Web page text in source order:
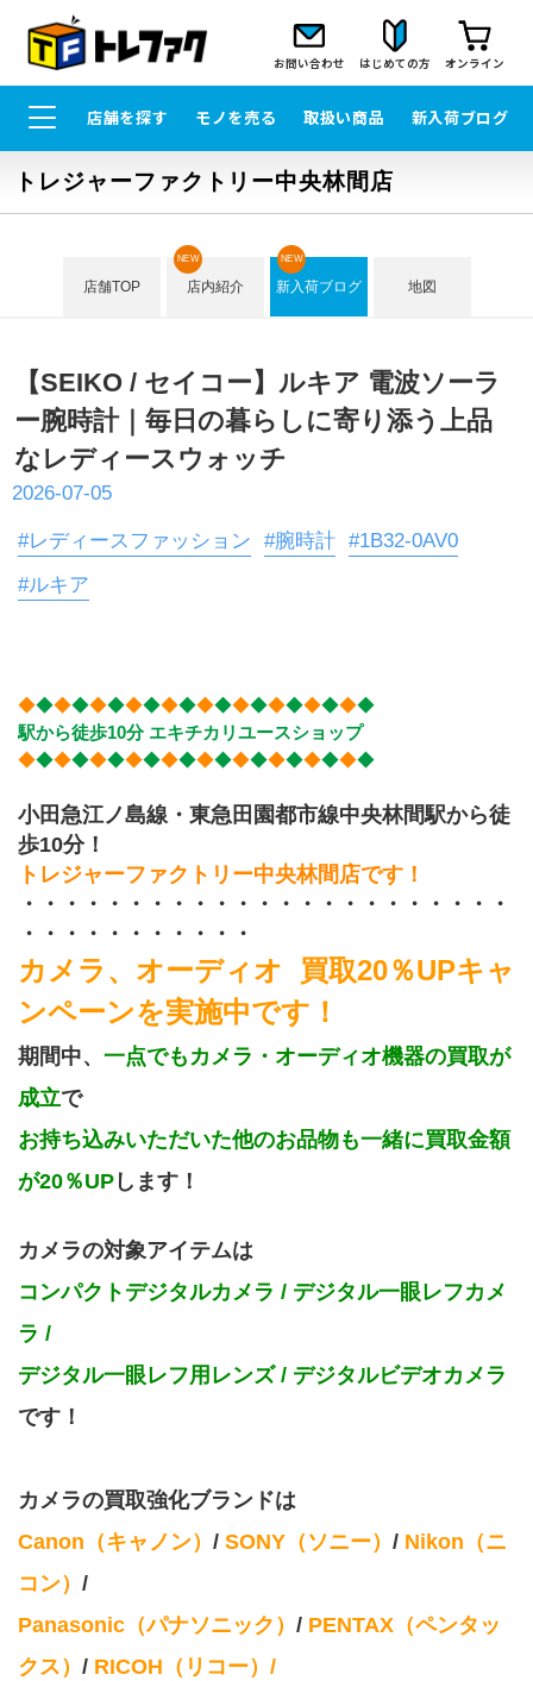
お問い合わせ はじめての方 オンライン
店舗を探す モノを売る 取扱い商品 新入荷ブログ
トレジャーファクトリー中央林間店
店舗TOP 店内紹介
NEW
新入荷ブログ
NEW
地図
【SEIKO / セイコー】ルキア 電波ソーラ
ー腕時計｜毎日の暮らしに寄り添う上品
なレディースウォッチ
2026-07-05
#レディースファッション #腕時計 #1B32-0AV0
#ルキア
◆◆◆◆◆◆◆◆◆◆◆◆◆◆◆◆◆◆◆◆
駅から徒歩10分 エキチカリユースショップ
◆◆◆◆◆◆◆◆◆◆◆◆◆◆◆◆◆◆◆◆
小田急江ノ島線・東急田園都市線中央林間駅から徒
歩10分！
トレジャーファクトリー中央林間店です！
・・・・・・・・・・・・・・・・・・・・・・・
・・・・・・・・・・・
カメラ、オーディオ  買取20％UPキャ
ンペーンを実施中です！
期間中、 一点でもカメラ・オーディオ機器の買取が
成立で
お持ち込みいただいた他のお品物も一緒に買取金額
が20％UP します！
カメラの対象アイテムは
コンパクトデジタルカメラ / デジタル一眼レフカメ
ラ /
デジタル一眼レフ用レンズ / デジタルビデオカメラ
です！
カメラの買取強化ブランドは
Canon（キャノン） / SONY（ソニー） / Nikon（ニ
コン） /
Panasonic（パナソニック） / PENTAX（ペンタッ
クス） / RICOH（リコー）/